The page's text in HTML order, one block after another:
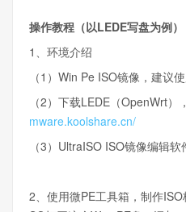
操作教程（以LEDE写盘为例）
1、环境介绍
（1）Win Pe ISO镜像，建议
（2）下载LEDE（OpenWrt
mware.koolshare.cn/
（3）UltraISO ISO镜像编辑软
2、使用微PE工具箱，制作